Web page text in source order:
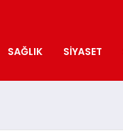
SAĞLIK SIYASET